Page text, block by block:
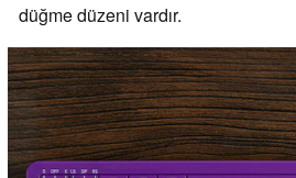
düğme düzeni vardır.